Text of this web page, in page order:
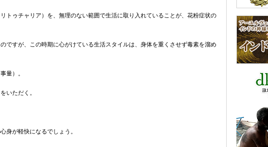
トゥチャリア）を、無理のない範囲で生活に取り入れていることが、花粉症状の
ですが、この時期に心がけている生活スタイルは、身体を重くさせず毒素を溜め
量）。
いただく。
身が軽快になるでしょう。